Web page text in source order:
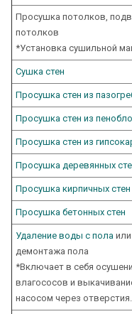
Просушка потолков,
потолков
*Установка сушильной
Сушка стен
Просушка стен из
Просушка стен из
Просушка стен из
Просушка деревянных
Просушка кирпичных стен
Просушка бетонных стен
Удаление воды с пола
демонтажа пола
*Включает в себя
влагососов и
насосом через отверстия.